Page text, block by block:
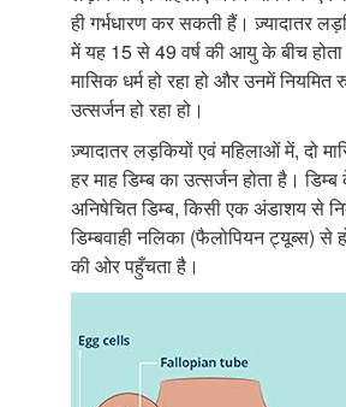
ही गर्भधारण कर सकती हैं। ज़्यादातर
में यह 15 से 49 वर्ष की आयु के बीच
मासिक धर्म हो रहा हो और उनमें नियमित
उत्सर्जन हो रहा हो।
ज़्यादातर लड़कियों एवं महिलाओं में, दो
हर माह डिम्ब का उत्सर्जन होता है।
अनिषेचित डिम्ब, किसी एक अंडाशय से
डिम्बवाही नलिका (फैलोपियन ट्यूब्स) से
की ओर पहुँचता है।